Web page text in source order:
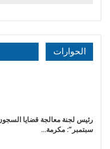
الحوارات
سبتمبر”: مكرمة…